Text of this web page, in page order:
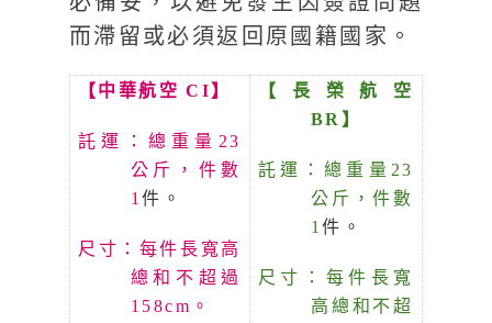
而滯留或必須返回原國籍國家。
【中華航空 CI】
託運：總重量23
公斤，件數
1件。
尺寸：每件長寬高
總和不超過
158cm。
【長榮航空
BR】
託運：總重量23
公斤，件數
1件。
尺寸：每件長寬
高總和不超